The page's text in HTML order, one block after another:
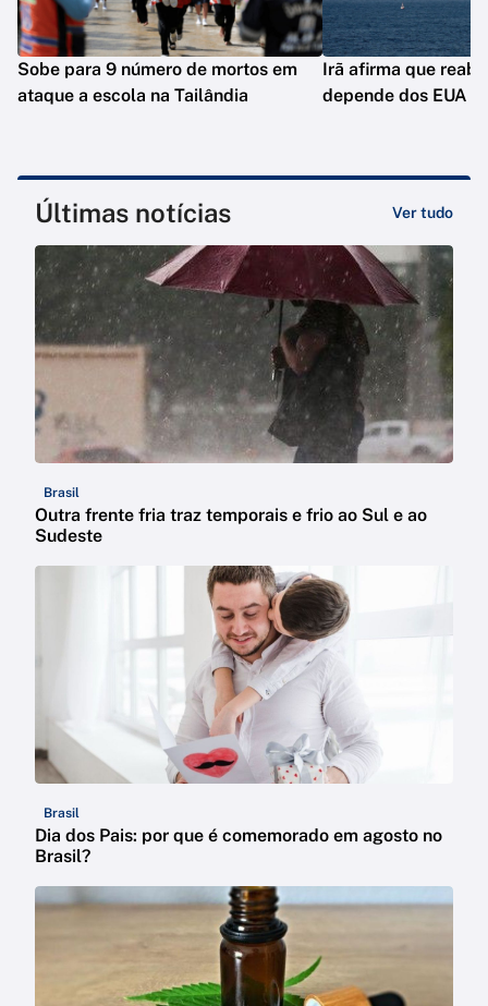
Sobe para 9 número de mortos em
ataque a escola na Tailândia
Irã afirma que
depende dos EUA
Últimas notícias Ver tudo
Brasil
Outra frente fria traz temporais e frio ao Sul e ao
Sudeste
Brasil
Dia dos Pais: por que é comemorado em agosto no
Brasil?